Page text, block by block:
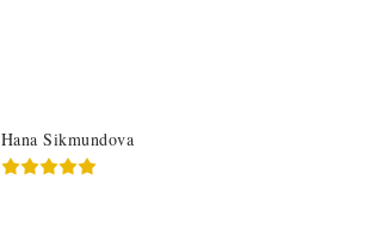
Hana Sikmundova